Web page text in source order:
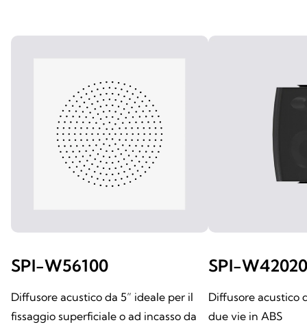
SPI-W56100
Diffusore acustico da 5” ideale per il
fissaggio superficiale o ad incasso da
SPI-
Diffusore acustico
due vie in ABS